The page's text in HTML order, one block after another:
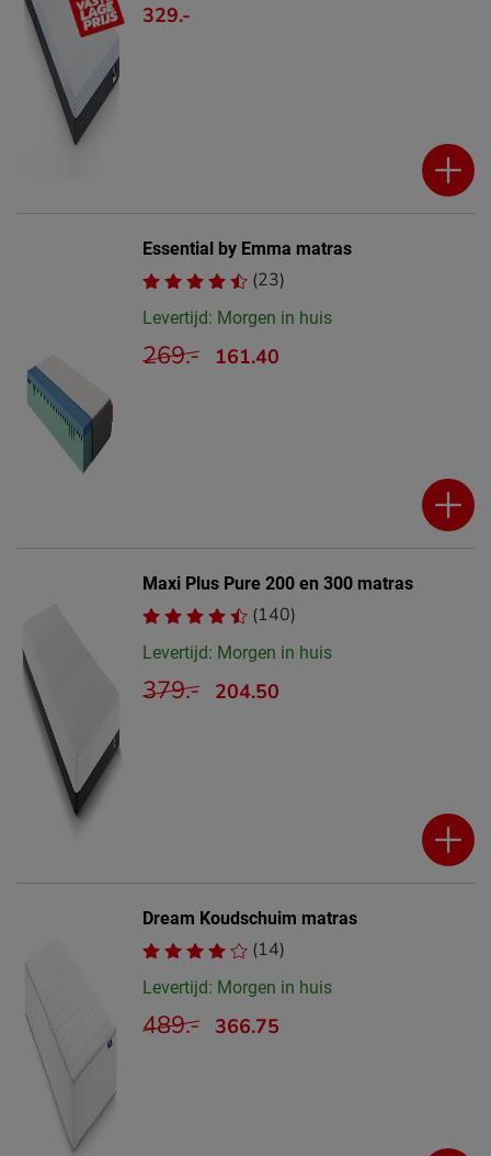
329.-
Essential by Emma matras
(23)
Levertijd: Morgen in huis
269.- 161.40
Maxi Plus Pure 200 en 300 matras
(140)
Levertijd: Morgen in huis
379.- 204.50
Dream Koudschuim matras
(14)
Levertijd: Morgen in huis
489.- 366.75